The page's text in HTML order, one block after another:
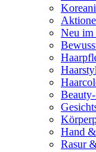
Neu im
Hand
Rasur